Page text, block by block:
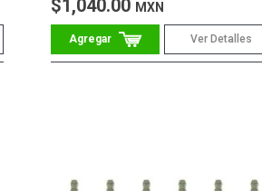
$1,040.00 MXN
Ver Detalles